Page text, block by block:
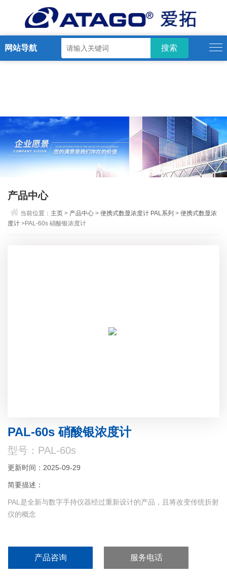
网站导航
产品中心
当前位置： 主页 > 产品中心 >便携式数显浓度计 PAL系列 >便携式数显浓
度计 >PAL-60s 硝酸银浓度计
PAL-60s 硝酸银浓度计
型号：PAL-60s
更新时间：2025-09-29
简要描述：
PAL是全新与数字手持仪器经过重新设计的产品，且将改变传统折射
仪的概念
产品咨询 服务电话